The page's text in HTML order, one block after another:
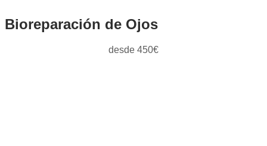
Bioreparación de Ojos
desde 450€